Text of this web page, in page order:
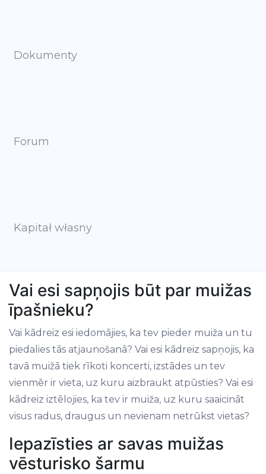
Dokumenty
Forum
Kapitał własny
Vai esi sapņojis būt par muižas
īpašnieku?
Vai kādreiz esi iedomājies, ka tev pieder muiža un tu
piedalies tās atjaunošanā? Vai esi kādreiz sapņojis, ka
tavā muižā tiek rīkoti koncerti, izstādes un tev
vienmēr ir vieta, uz kuru aizbraukt atpūsties? Vai esi
kādreiz iztēlojies, ka tev ir muiža, uz kuru saaicināt
visus radus, draugus un nevienam netrūkst vietas?
Iepazīsties ar savas muižas
vēsturisko šarmu